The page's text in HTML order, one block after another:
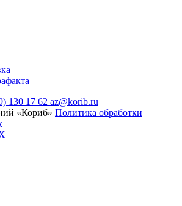
130 17 62 az@korib.ru
«Кориб» Политика обработки